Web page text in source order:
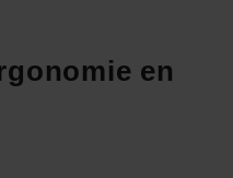
en